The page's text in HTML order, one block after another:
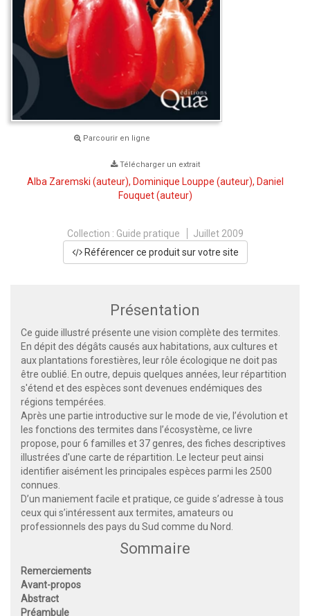
Parcourir en ligne
Télécharger un extrait
Alba Zaremski (auteur), Dominique Louppe (auteur), Daniel
Fouquet(auteur)
Collection : Guide pratique
Juillet 2009
Référencer ce produit sur votre site
Présentation
Ce guide illustré présente une vision complète des termites.
En dépit des dégâts causés aux habitations, aux cultures et
aux plantations forestières, leur rôle écologique ne doit pas
être oublié. En outre, depuis quelques années, leur répartition
s'étend et des espèces sont devenues endémiques des
régions tempérées.
Après une partie introductive sur le mode de vie, l’évolution et
les fonctions des termites dans l’écosystème, ce livre
propose, pour 6 familles et 37 genres, des fiches descriptives
illustrées d'une carte de répartition. Le lecteur peut ainsi
identifier aisément les principales espèces parmi les 2500
connues.
D’un maniement facile et pratique, ce guide s’adresse à tous
ceux qui s’intéressent aux termites, amateurs ou
professionnels des pays du Sud comme du Nord.
Sommaire
Remerciements
Avant-propos
Abstract
Préambule